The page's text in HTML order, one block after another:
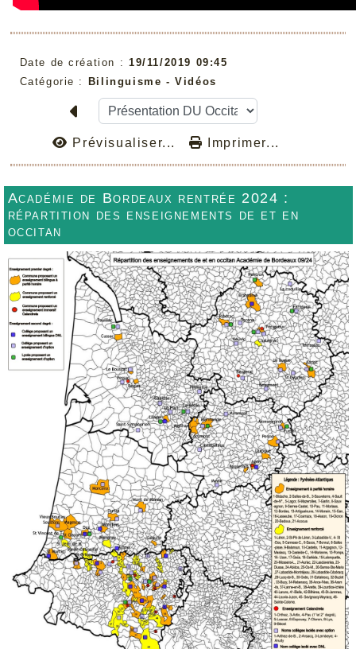
Date de création : 19/11/2019 09:45
Catégorie :
Bilinguisme - Vidéos
Prévisualiser... Imprimer...
Académie de Bordeaux rentrée 2024 :
répartition des enseignements de et en
occitan